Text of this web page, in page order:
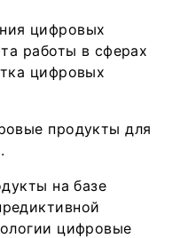
цифровых
работы в сферах
цифровых
продукты для
на базе
цифровые